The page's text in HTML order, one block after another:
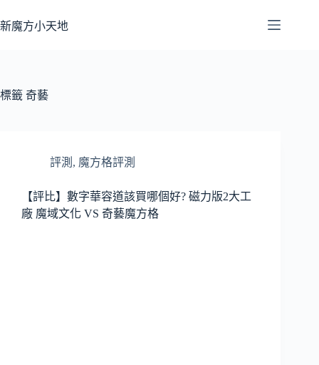
至
容
新魔方小天地
標籤 奇藝
評測 , 魔方格評測
【評比】數字華容道該買哪個好? 磁力版2大工
廠 魔域文化 VS 奇藝魔方格